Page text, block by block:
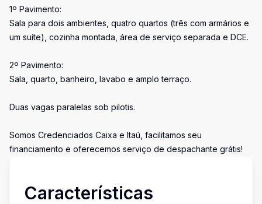
1º Pavimento:
Sala para dois ambientes, quatro quartos (três com armários e
um suíte), cozinha montada, área de serviço separada e DCE.
2º Pavimento:
Sala, quarto, banheiro, lavabo e amplo terraço.
Duas vagas paralelas sob pilotis.
Somos Credenciados Caixa e Itaú, facilitamos seu
financiamento e oferecemos serviço de despachante grátis!
Características